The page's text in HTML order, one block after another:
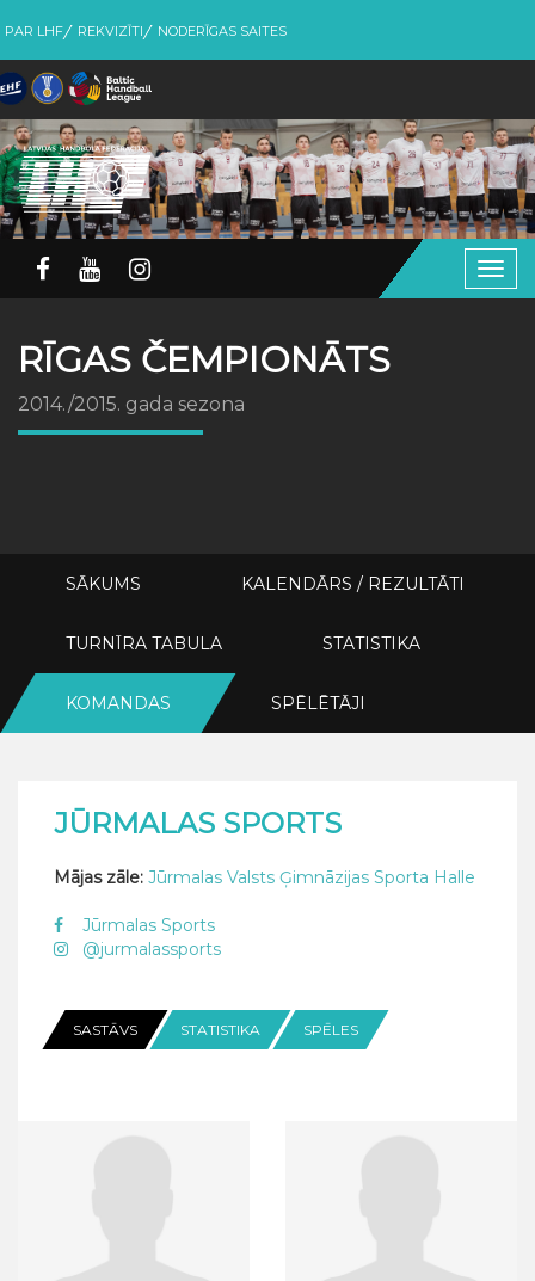
PAR LHF REKVIZĪTI NODERĪGAS SAITES
RĪGAS ČEMPIONĀTS
2014./2015. gada sezona
SĀKUMS KALENDĀRS / REZULTĀTI
TURNĪRA TABULA STATISTIKA
KOMANDAS SPĒLĒTĀJI
JŪRMALAS SPORTS
Mājas zāle: Jūrmalas Valsts Ģimnāzijas Sporta Halle
Jūrmalas Sports
@jurmalassports
SASTĀVS STATISTIKA SPĒLES